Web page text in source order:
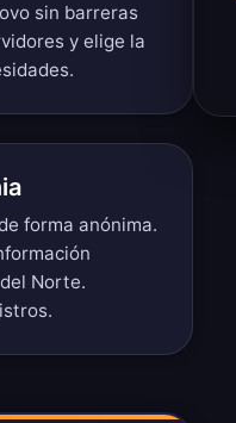
sin barreras
y elige la
forma anónima.
Norte.
.